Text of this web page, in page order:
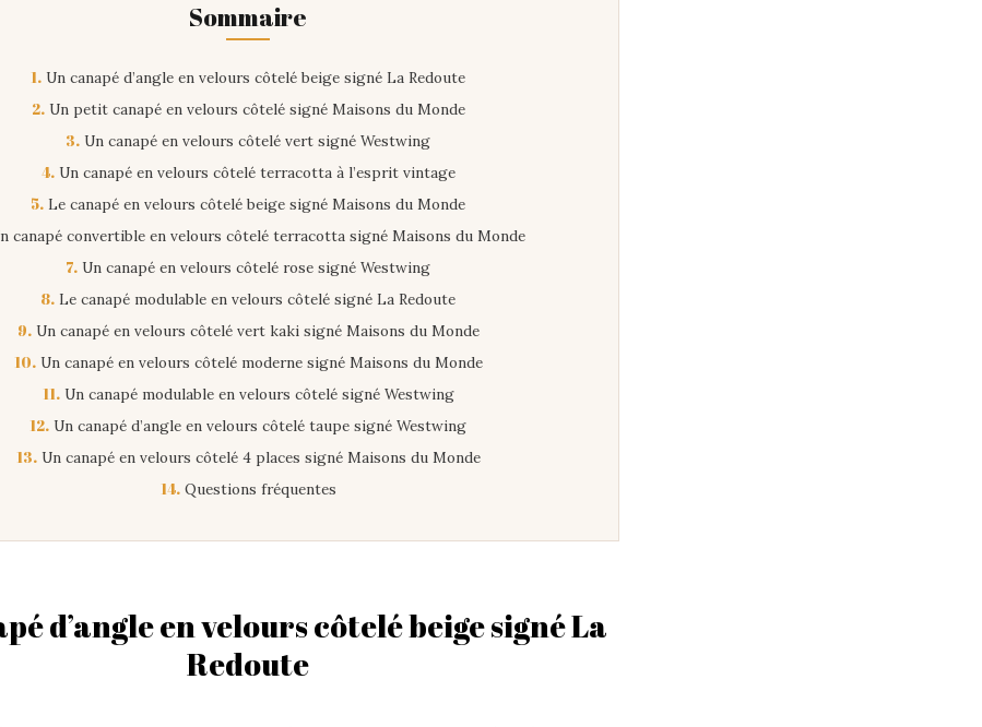
Sommaire
1. Un canapé d’angle en velours côtelé beige signé La Redoute
2.Un petit canapé en velours côtelé signé Maisons du Monde
3. Un canapé en velours côtelé vert signé Westwing
4.Un canapé en velours côtelé terracotta à l’esprit vintage
5. Le canapé en velours côtelé beige signé Maisons du Monde
canapé convertible en velours côtelé terracotta signé Maisons du Monde
7. Un canapé en velours côtelé rose signé Westwing
8. Le canapé modulable en velours côtelé signé La Redoute
9.Un canapé en velours côtelé vert kaki signé Maisons du Monde
10.Un canapé en velours côtelé moderne signé Maisons du Monde
11.Un canapé modulable en velours côtelé signé Westwing
12. Un canapé d’angle en velours côtelé taupe signé Westwing
13.Un canapé en velours côtelé 4 places signé Maisons du Monde
14.Questions fréquentes
d’angle en velours côtelé beige signé La
Redoute